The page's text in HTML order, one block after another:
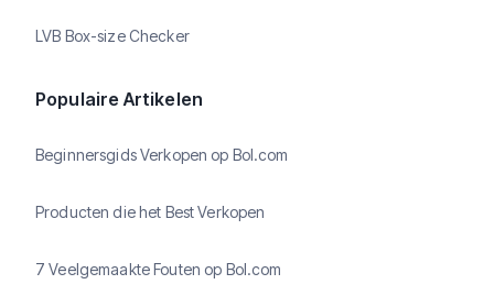
LVB Box-size Checker
Populaire Artikelen
Beginnersgids Verkopen op Bol.com
Producten die het Best Verkopen
7 Veelgemaakte Fouten op Bol.com